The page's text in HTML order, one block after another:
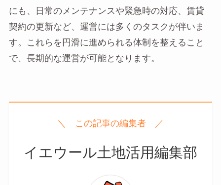
にも、日常のメンテナンスや緊急時の対応、賃貸
契約の更新など、運営には多くのタスクが伴いま
す。これらを円滑に進められる体制を整えること
で、長期的な運営が可能となります。
＼ この記事の編集者 ／
イエウール土地活用編集部